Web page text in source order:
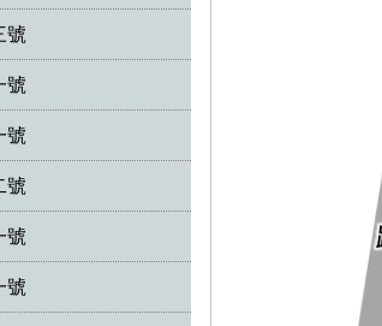
號
號
號
號
號
號